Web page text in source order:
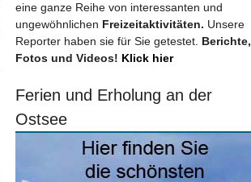
eine ganze Reihe von interessanten und
ungewöhnlichen Freizeitaktivitäten. Unsere
Reporter haben sie für Sie getestet. Berichte,
Fotos und Videos! Klick hier
Ferien und Erholung an der
Ostsee